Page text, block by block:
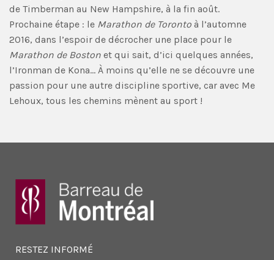
de Timberman au New Hampshire, à la fin août.
Prochaine étape : le Marathon de Toronto à l’automne
2016, dans l’espoir de décrocher une place pour le
Marathon de Boston et qui sait, d’ici quelques années,
l’Ironman de Kona… À moins qu’elle ne se découvre une
passion pour une autre discipline sportive, car avec Me
Lehoux, tous les chemins mènent au sport !
RESTEZ INFORMÉ